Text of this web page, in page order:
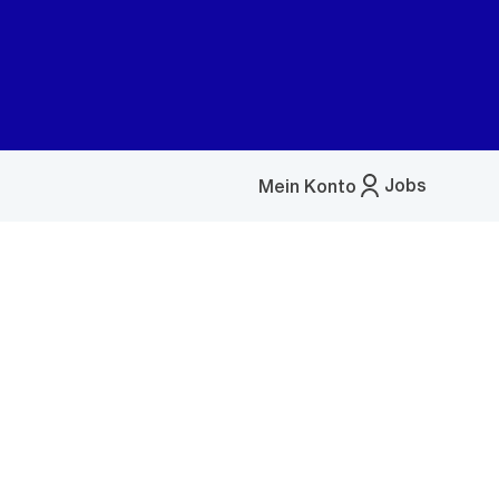
Jobs
Mein Konto
Menü